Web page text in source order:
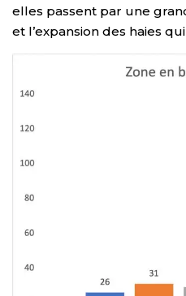
elles passent par une
et l’expansion des haies